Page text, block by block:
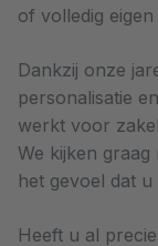
of volledig
Dankzij onze
personalisatie
werkt voor
We kijken
het gevoel dat
Heeft u al